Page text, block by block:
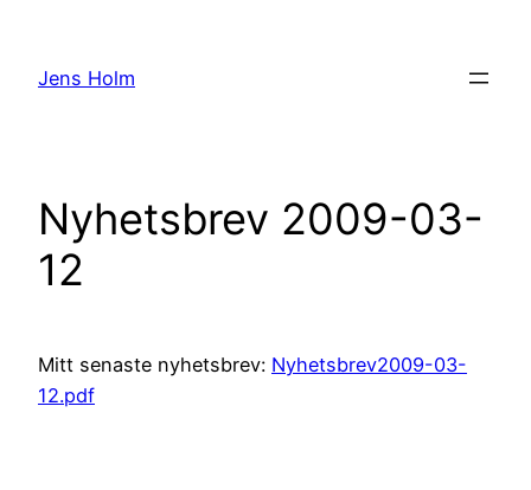
innehåll
Jens Holm
Nyhetsbrev 2009-03-
12
Mitt senaste nyhetsbrev: Nyhetsbrev2009-03-
12.pdf